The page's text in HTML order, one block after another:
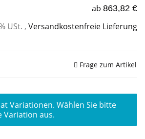
ab 863,82 €
USt. , Versandkostenfreie Lieferung
Frage zum Artikel
Variationen. Wählen Sie bitte
Variation aus.